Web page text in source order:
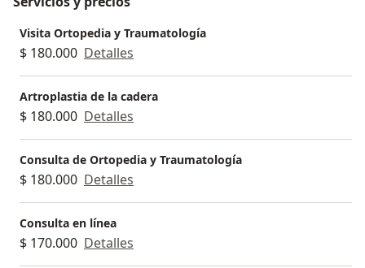
atención de calidad y personalmente busco resolver
de la manera clara su patología.
Visita Ortopedia y Traumatología
$ 180.000 Detalles
Artroplastia de la cadera
$ 180.000 Detalles
Consulta de Ortopedia y Traumatología
$ 180.000 Detalles
Consulta en línea
$ 170.000 Detalles